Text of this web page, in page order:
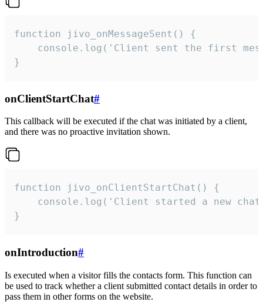
function jivo_onMessageSent() {
console.log('Client sent the first
}
onClientStartChat#
This callback will be executed if the chat was initiated by a client,
and there was no proactive invitation shown.
function jivo_onClientStartChat() {
console.log('Client started a new
}
onIntroduction#
Is executed when a visitor fills the contacts form. This function can
be used to track whether a client submitted contact details in order to
pass them in other forms on the website.